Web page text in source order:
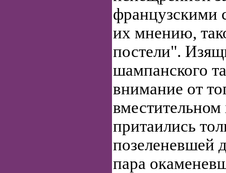
французскими
их мнению,
постели".
шампанского
внимание от
притаились
позеленевшей
пара